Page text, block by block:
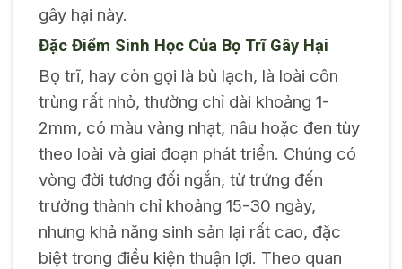
gây hại này.
Đặc Điểm Sinh Học Của Bọ Trĩ Gây Hại
Bọ trĩ, hay còn gọi là bù lạch, là loài côn
trùng rất nhỏ, thường chỉ dài khoảng 1-
2mm, có màu vàng nhạt, nâu hoặc đen tùy
theo loài và giai đoạn phát triển. Chúng có
vòng đời tương đối ngắn, từ trứng đến
trưởng thành chỉ khoảng 15-30 ngày,
nhưng khả năng sinh sản lại rất cao, đặc
biệt trong điều kiện thuận lợi. Theo quan